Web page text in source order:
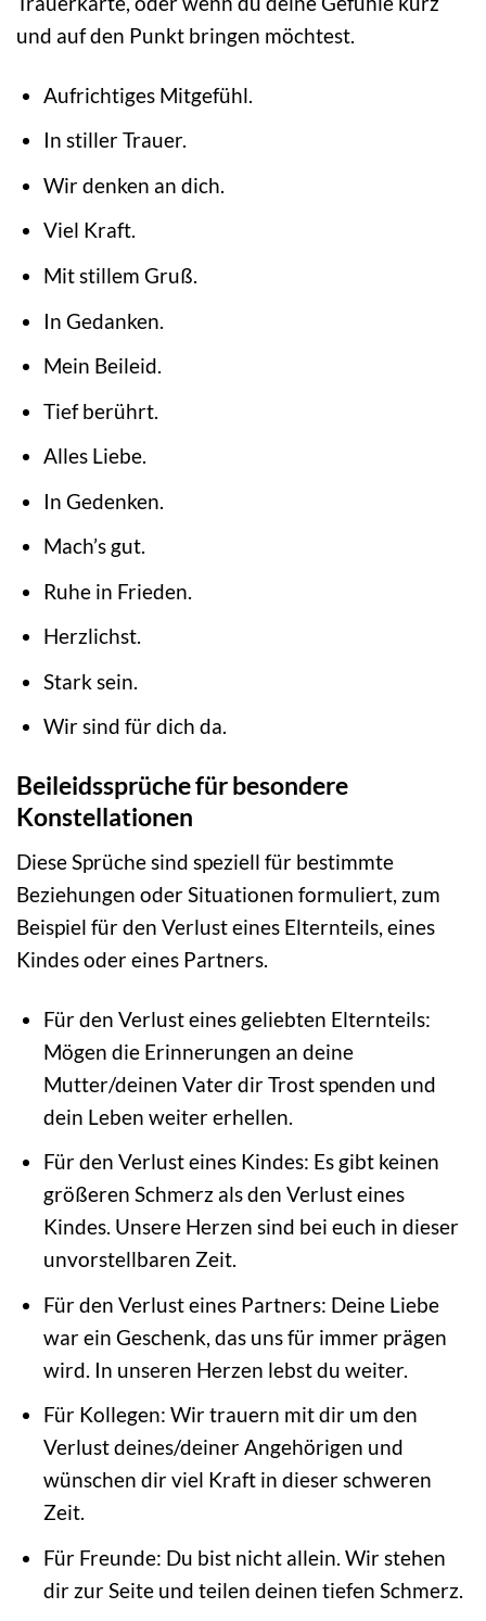
und auf den Punkt bringen möchtest.
Aufrichtiges Mitgefühl.
In stiller Trauer.
Wir denken an dich.
Viel Kraft.
Mit stillem Gruß.
In Gedanken.
Mein Beileid.
Tief berührt.
Alles Liebe.
In Gedenken.
Mach’s gut.
Ruhe in Frieden.
Herzlichst.
Stark sein.
Wir sind für dich da.
Beileidssprüche für besondere
Konstellationen
Diese Sprüche sind speziell für bestimmte
Beziehungen oder Situationen formuliert, zum
Beispiel für den Verlust eines Elternteils, eines
Kindes oder eines Partners.
Für den Verlust eines geliebten Elternteils:
Mögen die Erinnerungen an deine
Mutter/deinen Vater dir Trost spenden und
dein Leben weiter erhellen.
Für den Verlust eines Kindes: Es gibt keinen
größeren Schmerz als den Verlust eines
Kindes. Unsere Herzen sind bei euch in dieser
unvorstellbaren Zeit.
Für den Verlust eines Partners: Deine Liebe
war ein Geschenk, das uns für immer prägen
wird. In unseren Herzen lebst du weiter.
Für Kollegen: Wir trauern mit dir um den
Verlust deines/deiner Angehörigen und
wünschen dir viel Kraft in dieser schweren
Zeit.
Für Freunde: Du bist nicht allein. Wir stehen
dir zur Seite und teilen deinen tiefen Schmerz.